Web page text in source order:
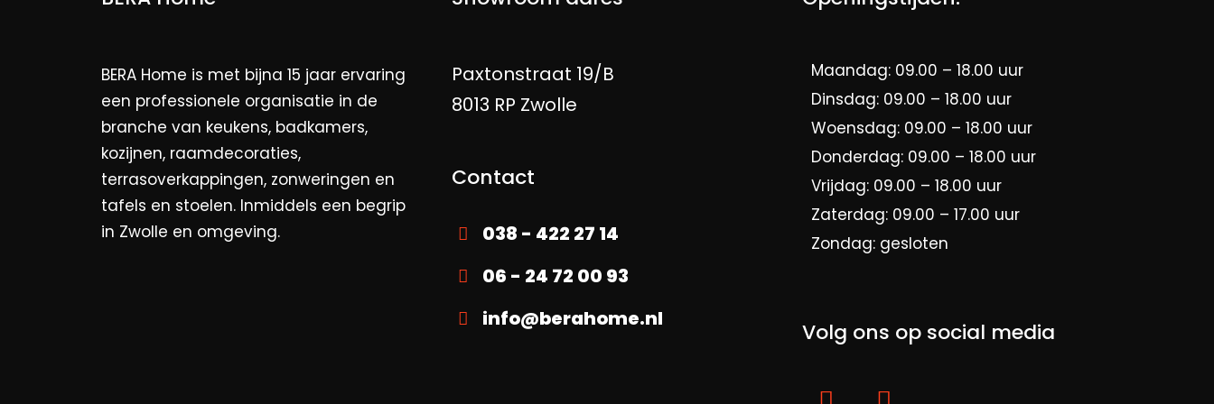
BERA Home is met bijna 15 jaar ervaring
een professionele organisatie in de
branche van keukens, badkamers,
kozijnen, raamdecoraties,
terrasoverkappingen, zonweringen en
tafels en stoelen. Inmiddels een begrip
in Zwolle en omgeving.
Paxtonstraat 19/B
8013 RP Zwolle
Contact
038 - 422 27 14
06 - 24 72 00 93
info@berahome.nl
Maandag: 09.00 – 18.00 uur
Dinsdag: 09.00 – 18.00 uur
Woensdag: 09.00 – 18.00 uur
Donderdag: 09.00 – 18.00 uur
Vrijdag: 09.00 – 18.00 uur
Zaterdag: 09.00 – 17.00 uur
Zondag: gesloten
Volg ons op social media